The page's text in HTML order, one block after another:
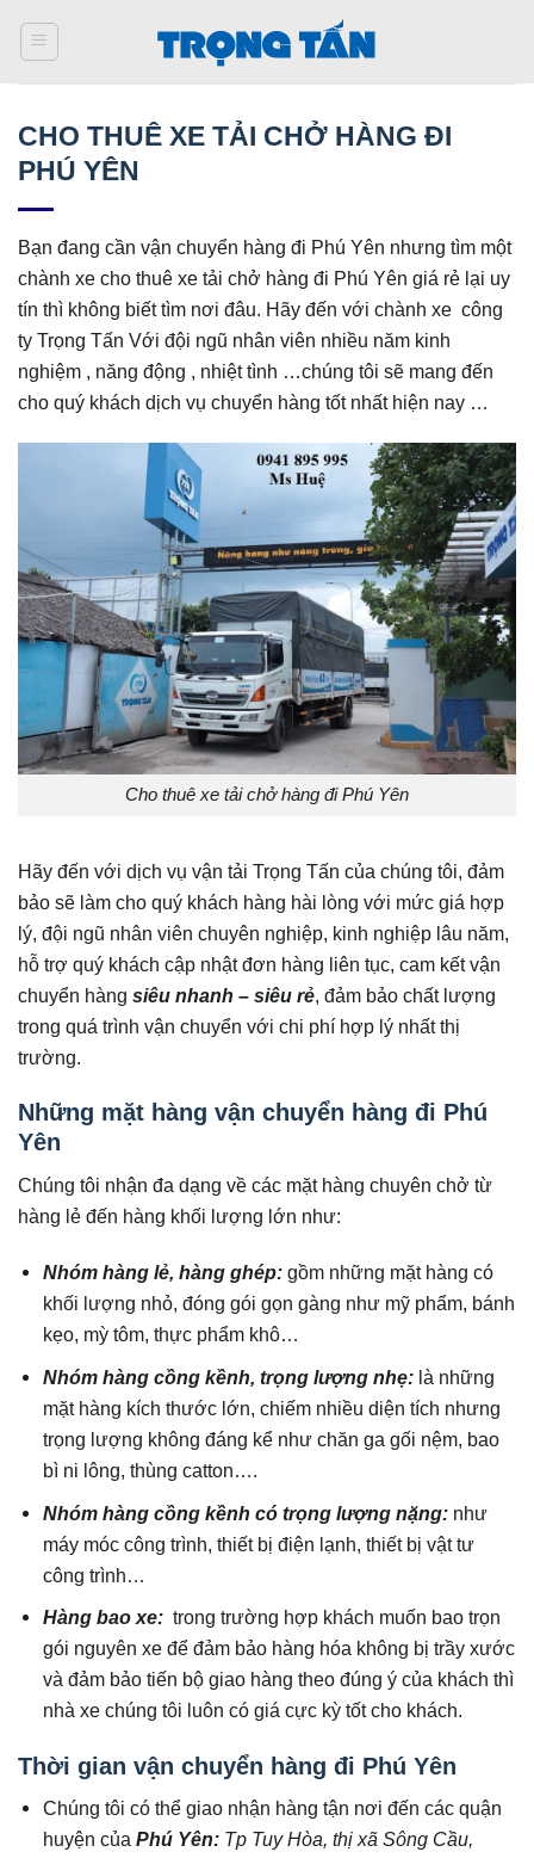
qua
CHO THUÊ XE TẢI CHỞ HÀNG ĐI
PHÚ YÊN
Bạn đang cần vận chuyển hàng đi Phú Yên nhưng tìm một
chành xe cho thuê xe tải chở hàng đi Phú Yên giá rẻ lại uy
tín thì không biết tìm nơi đâu. Hãy đến với chành xe công
ty Trọng Tấn Với đội ngũ nhân viên nhiều năm kinh
nghiệm , năng động , nhiệt tình …chúng tôi sẽ mang đến
cho quý khách dịch vụ chuyển hàng tốt nhất hiện nay …
Cho thuê xe tải chở hàng đi Phú Yên
Hãy đến với dịch vụ vận tải Trọng Tấn của chúng tôi, đảm
bảo sẽ làm cho quý khách hàng hài lòng với mức giá hợp
lý, đội ngũ nhân viên chuyên nghiệp, kinh nghiệp lâu năm,
hỗ trợ quý khách cập nhật đơn hàng liên tục, cam kết vận
chuyển hàng siêu nhanh – siêu rẻ, đảm bảo chất lượng
trong quá trình vận chuyển với chi phí hợp lý nhất thị
trường.
Những mặt hàng vận chuyển hàng đi Phú
Yên
Chúng tôi nhận đa dạng về các mặt hàng chuyên chở từ
hàng lẻ đến hàng khối lượng lớn như:
Nhóm hàng lẻ, hàng ghép:gồm những mặt hàng có
khối lượng nhỏ, đóng gói gọn gàng như mỹ phẩm, bánh
kẹo, mỳ tôm, thực phẩm khô…
Nhóm hàng cồng kềnh, trọng lượng nhẹ: là những
mặt hàng kích thước lớn, chiếm nhiều diện tích nhưng
trọng lượng không đáng kể như chăn ga gối nệm, bao
bì ni lông, thùng catton….
Nhóm hàng cồng kềnh có trọng lượng nặng: như
máy móc công trình, thiết bị điện lạnh, thiết bị vật tư
công trình…
Hàng bao xe: trong trường hợp khách muốn bao trọn
gói nguyên xe để đảm bảo hàng hóa không bị trầy xước
và đảm bảo tiến bộ giao hàng theo đúng ý của khách thì
nhà xe chúng tôi luôn có giá cực kỳ tốt cho khách.
Thời gian vận chuyển hàng đi Phú Yên
Chúng tôi có thể giao nhận hàng tận nơi đến các quận
huyện củaPhú Yên: Tp Tuy Hòa, thị xã Sông Cầu,